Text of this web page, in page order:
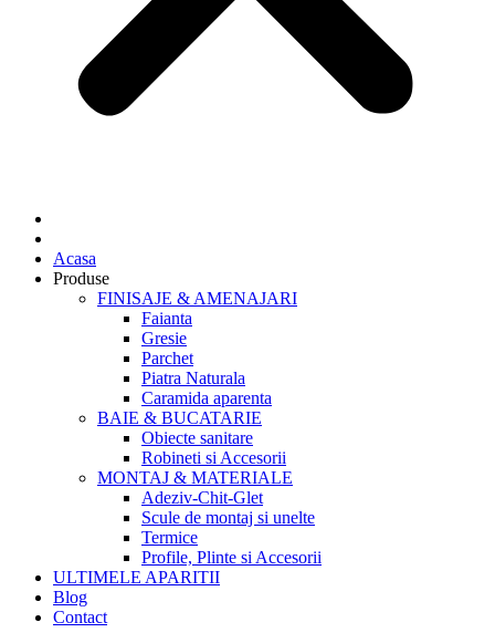
Acasa
Produse
FINISAJE & AMENAJARI
Faianta
Gresie
Parchet
Piatra Naturala
Caramida aparenta
BAIE & BUCATARIE
Obiecte sanitare
Robineti si Accesorii
MONTAJ & MATERIALE
Adeziv-Chit-Glet
Scule de montaj si unelte
Termice
Profile, Plinte si Accesorii
ULTIMELE APARITII
Blog
Contact